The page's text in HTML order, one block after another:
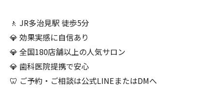
🚶 JR多治見駅 徒歩5分
💎 効果実感に自信あり
💎 全国180店舗以上の人気サロン
💎 歯科医院提携で安心
🦷 ご予約・ご相談は公式LINEまたはDMへ